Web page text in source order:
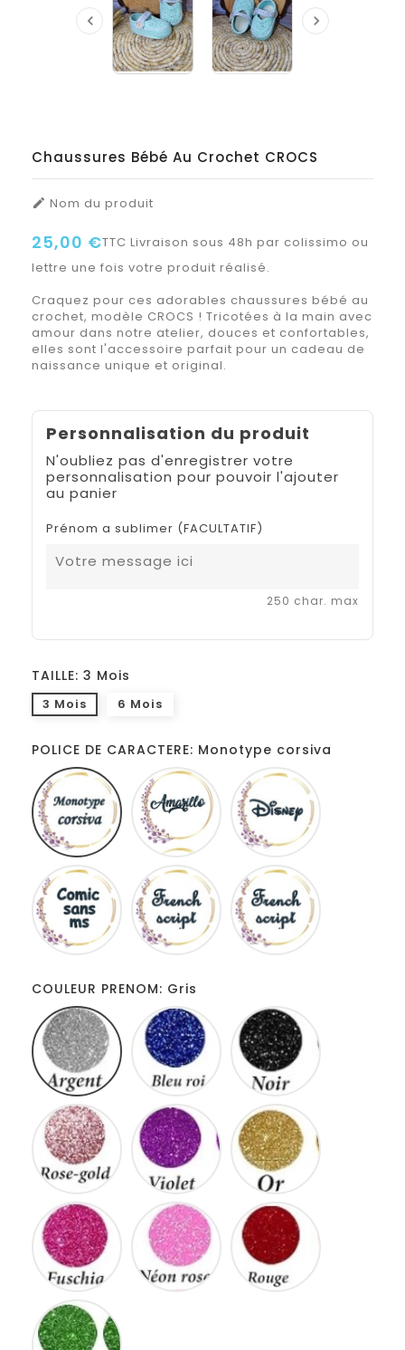
 
Chaussures Bébé Au Crochet CROCS
 Nom du produit
25,00 €TTC Livraison sous 48h par colissimo ou
lettre une fois votre produit réalisé.
Craquez pour ces adorables chaussures bébé au
crochet, modèle CROCS ! Tricotées à la main avec
amour dans notre atelier, douces et confortables,
elles sont l'accessoire parfait pour un cadeau de
naissance unique et original.
Personnalisation du produit
N'oubliez pas d'enregistrer votre
personnalisation pour pouvoir l'ajouter
au panier
Prénom a sublimer (FACULTATIF)
250 char. max
TAILLE: 3 Mois
3 Mois 6 Mois
POLICE DE CARACTERE: Monotype corsiva
Monotype
corsiva
Amarillo
Comic
sans
ms
French
script
COULEUR PRENOM: Gris
Rose
gold
Violet
Fuschia
Neon
rose